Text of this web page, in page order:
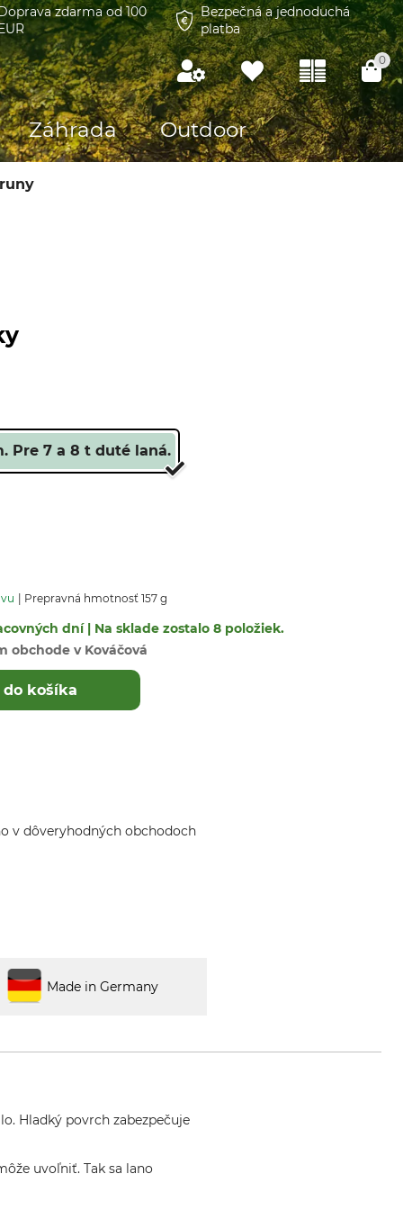
zdarma od 100
Bezpečná a jednoduchá
platba
0
Záhrada Outdoor
Pre 7 a 8 t duté laná.
Prepravná hmotnosť 157 g
dní | Na sklade zostalo 8 položiek.
obchode v Kováčová
košíka
v dôveryhodných obchodoch
Made in Germany
Hladký povrch zabezpečuje
uvoľniť. Tak sa lano